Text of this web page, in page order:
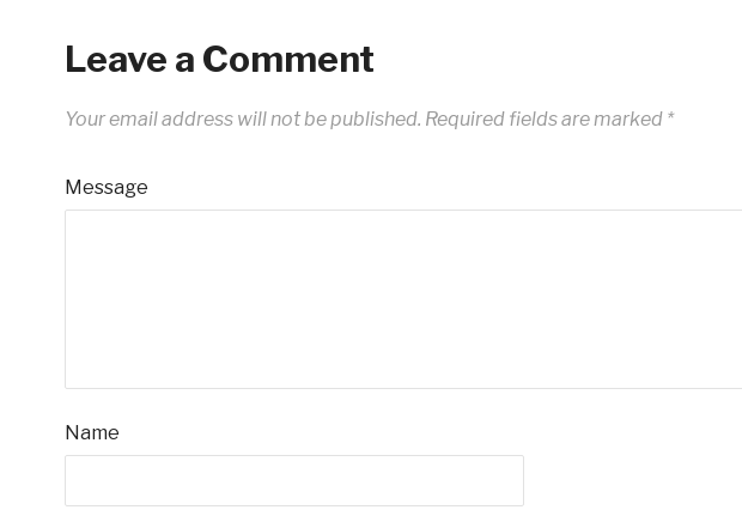
Leave a Comment
Your email address will not be published. Required fields are marked *
Message
Name